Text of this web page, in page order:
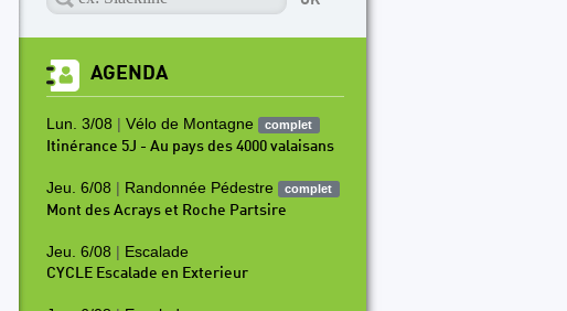
AGENDA
Lun. 3/08 | Vélo de Montagne complet
Itinérance 5J - Au pays des 4000 valaisans
Jeu. 6/08 | Randonnée Pédestre complet
Mont des Acrays et Roche Partsire
Jeu. 6/08 | Escalade
CYCLE Escalade en Exterieur